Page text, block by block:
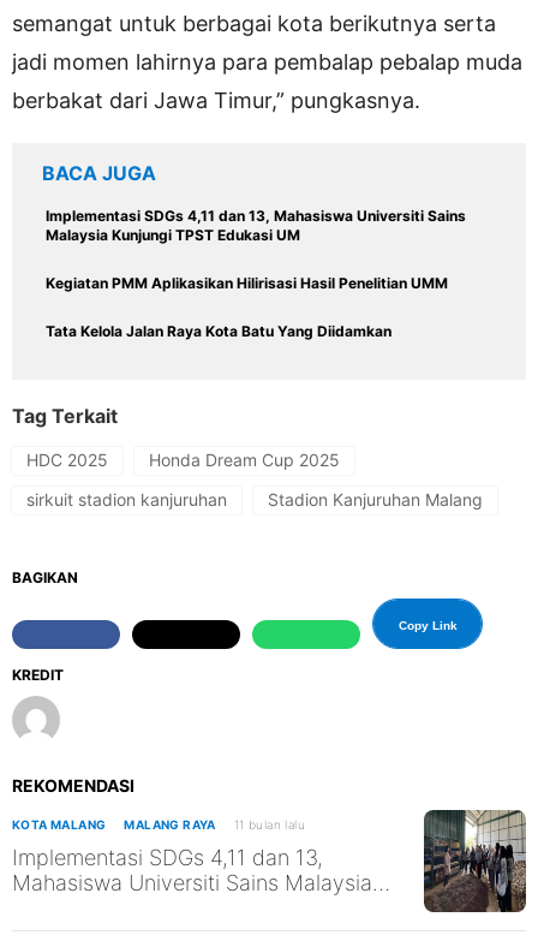
semangat untuk berbagai kota berikutnya serta
jadi momen lahirnya para pembalap pebalap muda
berbakat dari Jawa Timur,” pungkasnya.
BACA JUGA
Implementasi SDGs 4,11 dan 13, Mahasiswa Universiti Sains
Malaysia Kunjungi TPST Edukasi UM
Kegiatan PMM Aplikasikan Hilirisasi Hasil Penelitian UMM
Tata Kelola Jalan Raya Kota Batu Yang Diidamkan
Tag Terkait
HDC 2025
Honda Dream Cup 2025
sirkuit stadion kanjuruhan
Stadion Kanjuruhan Malang
KREDIT
BAGIKAN
Copy Link
REKOMENDASI
KOTA MALANG MALANG RAYA 11 bulan lalu
Implementasi SDGs 4,11 dan 13,
Mahasiswa Universiti Sains Malaysia